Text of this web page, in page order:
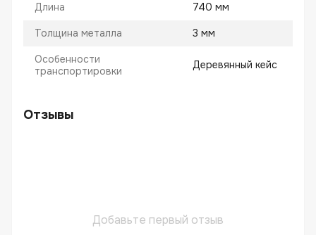
Длина 740 мм
Толщина металла 3 мм
Особенности
транспортировки
Деревянный кейс
Отзывы
Добавьте первый отзыв